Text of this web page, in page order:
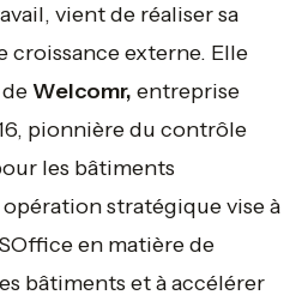
vient de réaliser sa
croissance externe. Elle
Welcomr, entreprise
pionnière du contrôle
les bâtiments
stratégique vise à
en matière de
bâtiments et à accélérer